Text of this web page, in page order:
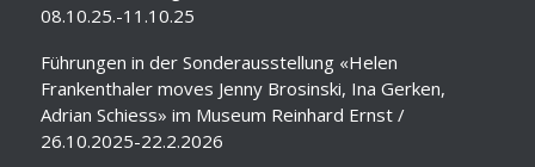
08.10.25.-11.10.25
Führungen in der Sonderausstellung «Helen
Frankenthaler moves Jenny Brosinski, Ina Gerken,
Adrian Schiess» im Museum Reinhard Ernst /
26.10.2025-22.2.2026